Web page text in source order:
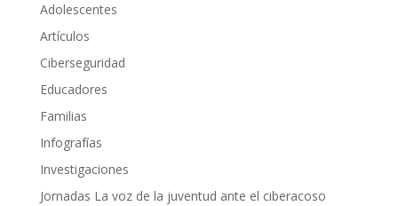
Adolescentes
Artículos
Ciberseguridad
Educadores
Familias
Infografías
Investigaciones
Jornadas La voz de la juventud ante el ciberacoso